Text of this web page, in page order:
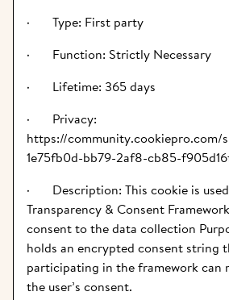
·       Type: First party
·       Function: Strictly Necessary
·       Lifetime: 365 days
·       Privacy:
https://community.cookiepro.com/
1e75fb0d-bb79-2af8-cb85-
·       Description: This cookie is
Transparency & Consent
consent to the data collection
holds an encrypted consent string
participating in the framework can
the user’s consent.